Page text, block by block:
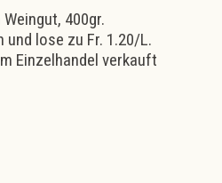
400gr.
und lose zu Fr. 1.20/L.
Einzelhandel verkauft​